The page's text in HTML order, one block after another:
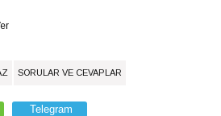
SORULAR VE CEVAPLAR
Telegram